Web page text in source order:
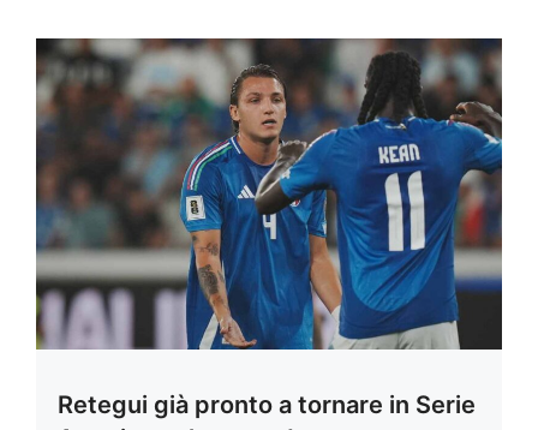
Retegui già pronto a tornare in Serie